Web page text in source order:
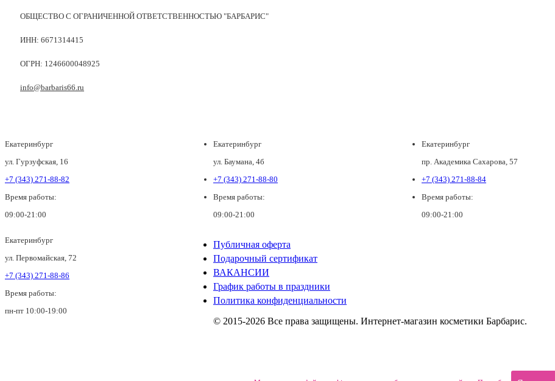
ОБЩЕСТВО С ОГРАНИЧЕННОЙ ОТВЕТСТВЕННОСТЬЮ "БАРБАРИС"
ИНН: 6671314415
ОГРН: 1246600048925
info@barbaris66.ru
Екатеринбург
ул. Гурзуфская, 16
+7 (343) 271-88-82
Время работы:
09:00-21:00
Екатеринбург
ул. Баумана, 4б
+7 (343) 271-88-80
Время работы:
09:00-21:00
Екатеринбург
пр. Академика Сахарова, 57
+7 (343) 271-88-84
Время работы:
09:00-21:00
Екатеринбург
ул. Первомайская, 72
+7 (343) 271-88-86
Время работы:
пн-пт 10:00-19:00
Публичная оферта
Подарочный сертификат
ВАКАНСИИ
График работы в праздники
Политика конфиденциальности
© 2015-2026 Все права защищены. Интернет-магазин косметики Барбарис.